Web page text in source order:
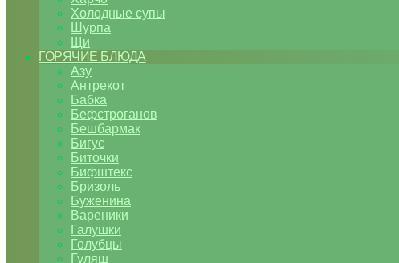
Холодные супы
Шурпа
Щи
ГОРЯЧИЕ БЛЮДА
Азу
Антрекот
Бабка
Бефстроганов
Бешбармак
Бигус
Биточки
Бифштекс
Бризоль
Буженина
Вареники
Галушки
Голубцы
Гуляш